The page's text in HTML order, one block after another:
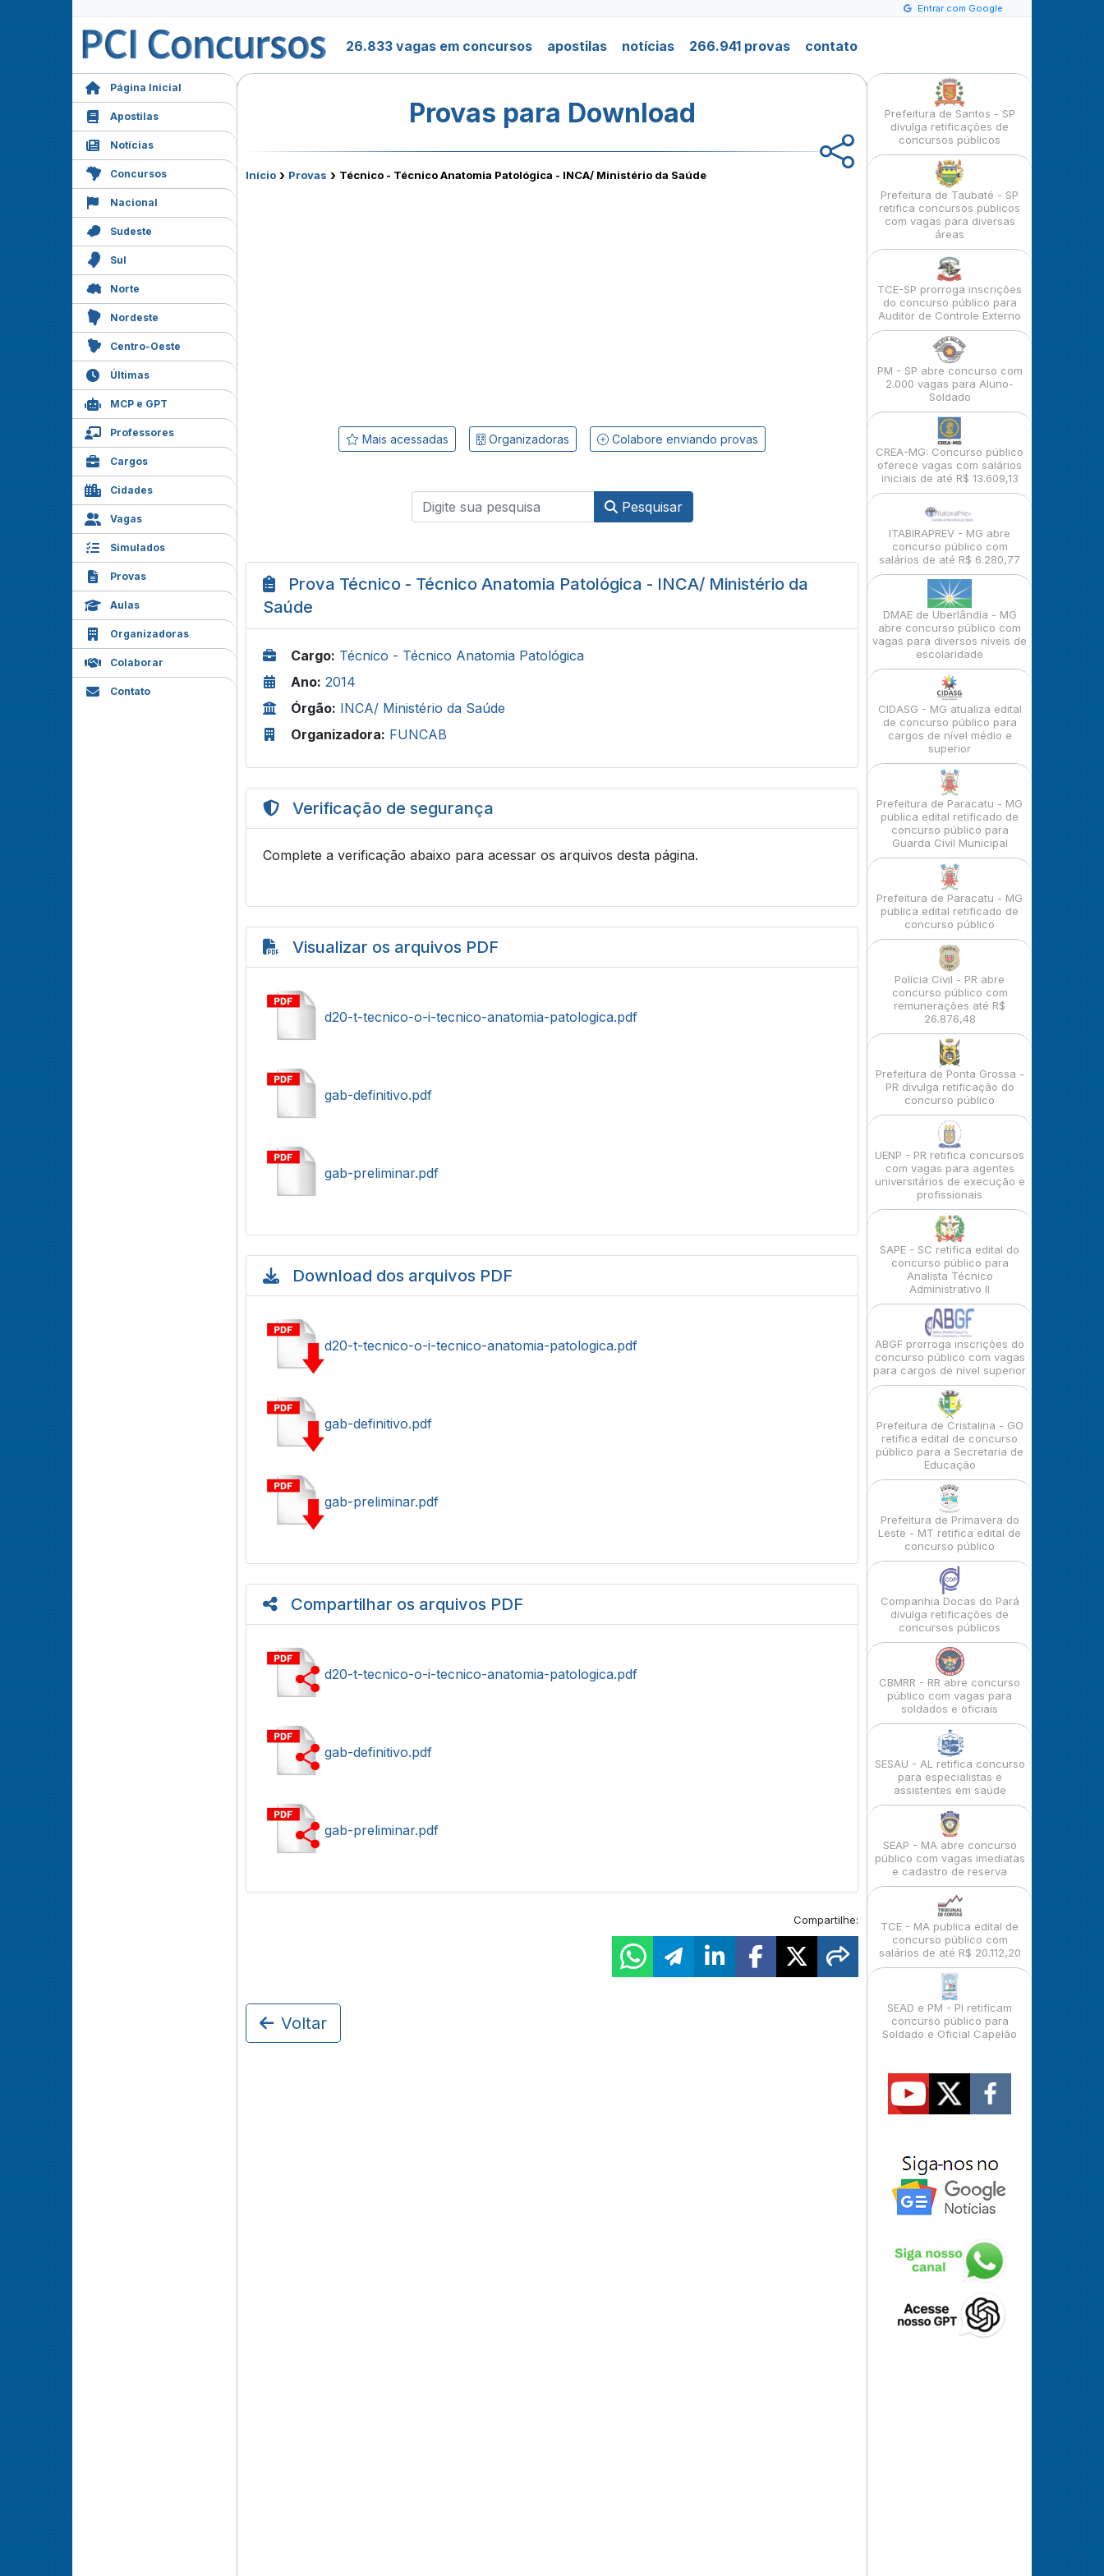
Entrar com Google
26.833 vagas em concursos apostilas notícias 266.941 provas contato
Página Inicial
Apostilas
Notícias
Concursos
Nacional
Sudeste
Sul
Norte
Nordeste
Centro-Oeste
Últimas
MCP e GPT
Professores
Cargos
Cidades
Vagas
Simulados
Provas
Aulas
Organizadoras
Colaborar
Contato
Provas para Download
Início › Provas › Técnico - Técnico Anatomia Patológica - INCA/ Ministério da Saúde
Mais acessadas Organizadoras Colabore enviando provas
Pesquisar
Prova Técnico - Técnico Anatomia Patológica - INCA/ Ministério da
Saúde
Cargo: Técnico - Técnico Anatomia Patológica
Ano: 2014
Órgão: INCA/ Ministério da Saúde
Organizadora: FUNCAB
Verificação de segurança
Complete a verificação abaixo para acessar os arquivos desta página.
Visualizar os arquivos PDF
d20-t-tecnico-o-i-tecnico-anatomia-patologica.pdf
gab-definitivo.pdf
gab-preliminar.pdf
Download dos arquivos PDF
d20-t-tecnico-o-i-tecnico-anatomia-patologica.pdf
gab-definitivo.pdf
gab-preliminar.pdf
Compartilhar os arquivos PDF
d20-t-tecnico-o-i-tecnico-anatomia-patologica.pdf
gab-definitivo.pdf
gab-preliminar.pdf
Compartilhe:
Voltar
Prefeitura de Santos - SP
divulga retificações de
concursos públicos
Prefeitura de Taubaté - SP
retifica concursos públicos
com vagas para diversas
áreas
TCE-SP prorroga inscrições
do concurso público para
Auditor de Controle Externo
PM - SP abre concurso com
2.000 vagas para Aluno-
Soldado
CREA-MG: Concurso público
oferece vagas com salários
iniciais de até R$ 13.609,13
ITABIRAPREV - MG abre
concurso público com
salários de até R$ 6.280,77
DMAE de Uberlândia - MG
abre concurso público com
vagas para diversos níveis de
escolaridade
CIDASG - MG atualiza edital
de concurso público para
cargos de nível médio e
superior
Prefeitura de Paracatu - MG
publica edital retificado de
concurso público para
Guarda Civil Municipal
Prefeitura de Paracatu - MG
publica edital retificado de
concurso público
Polícia Civil - PR abre
concurso público com
remunerações até R$
26.876,48
Prefeitura de Ponta Grossa -
PR divulga retificação do
concurso público
UENP - PR retifica concursos
com vagas para agentes
universitários de execução e
profissionais
SAPE - SC retifica edital do
concurso público para
Analista Técnico
Administrativo II
ABGF prorroga inscrições do
concurso público com vagas
para cargos de nível superior
Prefeitura de Cristalina - GO
retifica edital de concurso
público para a Secretaria de
Educação
Prefeitura de Primavera do
Leste - MT retifica edital de
concurso público
Companhia Docas do Pará
divulga retificações de
concursos públicos
CBMRR - RR abre concurso
público com vagas para
soldados e oficiais
SESAU - AL retifica concurso
para especialistas e
assistentes em saúde
SEAP - MA abre concurso
público com vagas imediatas
e cadastro de reserva
TCE - MA publica edital de
concurso público com
salários de até R$ 20.112,20
SEAD e PM - PI retificam
concurso público para
Soldado e Oficial Capelão